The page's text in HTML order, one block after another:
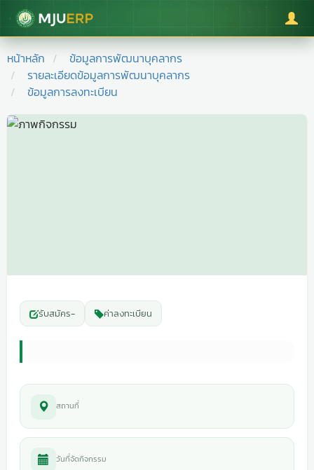
มหาวิทยาลัยแม่โจ้
หน้าหลัก
ข้อมูลการพัฒนาบุคลากร
รายละเอียดข้อมูลการพัฒนาบุคลากร
ข้อมูลการลงทะเบียน
รับสมัคร- ค่าลงทะเบียน
สถานที่
วันที่จัดกิจกรรม